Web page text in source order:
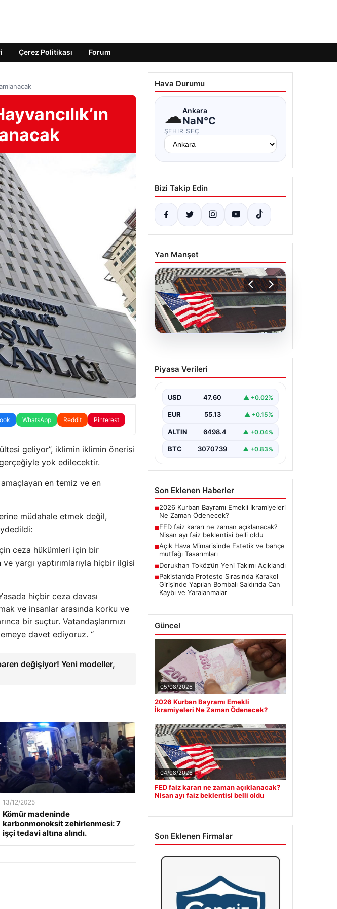
Çerez Politikası Forum
WhatsApp Reddit Pinterest
geliyor”, iklimin iklimin önerisi
yok edilecektir.
en temiz ve en
müdahale etmek değil,
ceza hükümleri için bir
yargı yaptırımlarıyla hiçbir ilgisi
hiçbir ceza davası
ve insanlar arasında korku ve
bir suçtur. Vatandaşlarımızı
davet ediyoruz. “
değişiyor! Yeni modeller,
13/12/2025
Kömür madeninde
karbonmonoksit zehirlenmesi: 7
işçi tedavi altına alındı.
Hava Durumu
☁Ankara
NaN°C
ŞEHIR SEÇ
Bizi Takip Edin
Yan Manşet
04.08.2026
FED faiz kararı ne zaman
açıklanacak? Nisan ayı
Piyasa Verileri
USD 47.60 ▲ +0.02%
EUR 55.13 ▲ +0.15%
ALTIN 6498.4 ▲ +0.04%
BTC 3070739 ▲ +0.83%
Son Eklenen Haberler
■2026 Kurban Bayramı Emekli İkramiyeleri
Ne Zaman Ödenecek?
■FED faiz kararı ne zaman açıklanacak?
Nisan ayı faiz beklentisi belli oldu
■Açık Hava Mimarisinde Estetik ve bahçe
mutfağı Tasarımları
■Dorukhan Toköz’ün Yeni Takımı Açıklandı
■Pakistan’da Protesto Sırasında Karakol
Girişinde Yapılan Bombalı Saldırıda Can
Kaybı ve Yaralanmalar
Güncel
05/08/2026
2026 Kurban Bayramı Emekli
İkramiyeleri Ne Zaman Ödenecek?
04/08/2026
FED faiz kararı ne zaman açıklanacak?
Nisan ayı faiz beklentisi belli oldu
Son Eklenen Firmalar